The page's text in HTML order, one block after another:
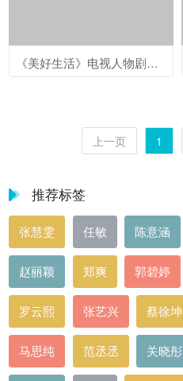
《美好生活》电视人物剧照高清图片
上一页 1
推荐标签
张慧雯 任敏 陈意涵
赵丽颖 郑爽 郭碧婷
罗云熙 张艺兴 蔡徐坤
马思纯 范丞丞 关晓彤